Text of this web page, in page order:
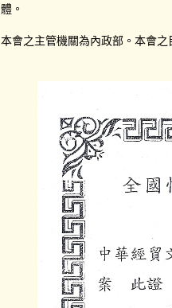
體。
本會之主管機關為內政部。本會